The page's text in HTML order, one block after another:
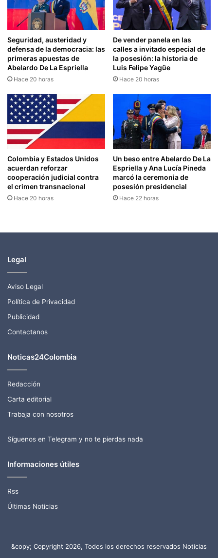
Seguridad, austeridad y
defensa de la democracia: las
primeras apuestas de
Abelardo De La Espriella
Hace 20 horas
De vender panela en las
calles a invitado especial de
la posesión: la historia de
Luis Felipe Yagüe
Hace 20 horas
Colombia y Estados Unidos
acuerdan reforzar
cooperación judicial contra
el crimen transnacional
Hace 20 horas
Un beso entre Abelardo De La
Espriella y Ana Lucía Pineda
marcó la ceremonia de
posesión presidencial
Hace 22 horas
Legal
Aviso Legal
Política de Privacidad
Publicidad
Contactanos
Noticas24Colombia
Redacción
Carta editorial
Trabaja con nosotros
Síguenos en Telegram y no te pierdas nada
Informaciones útiles
Rss
Últimas Noticias
&copy; Copyright 2026, Todos los derechos reservados Noticias